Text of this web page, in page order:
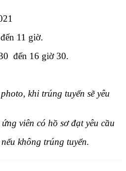
11 giờ.
đến 16 giờ 30.
khi trúng tuyển sẽ yêu
viên có hồ sơ đạt yêu cầu
không trúng tuyển.